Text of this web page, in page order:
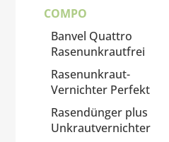
COMPO
Banvel Quattro
Rasenunkrautfrei
Rasenunkraut-
Vernichter Perfekt
Rasendünger plus
Unkrautvernichter